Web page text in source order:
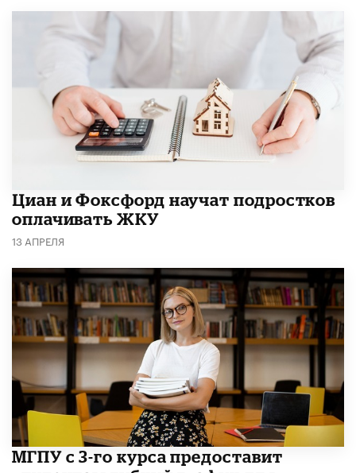
Циан и Фоксфорд научат подростков
оплачивать ЖКУ
13 АПРЕЛЯ
МГПУ с 3-го курса предоставит